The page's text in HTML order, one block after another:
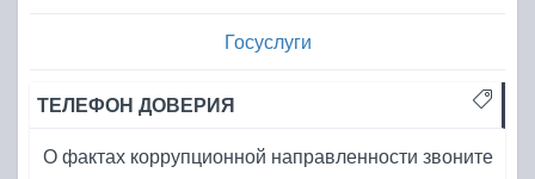
Госуслуги
ТЕЛЕФОН ДОВЕРИЯ
О фактах коррупционной направленности звоните